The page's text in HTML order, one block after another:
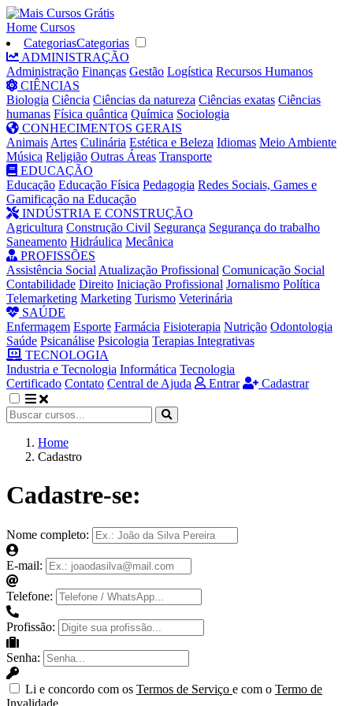
Home Cursos
CategoriasCategorias
ADMINISTRAÇÃO
Administração Finanças Gestão Logística Recursos Humanos
CIÊNCIAS
Biologia Ciência Ciências da natureza Ciências exatas Ciências
humanas Física quântica Química Sociologia
CONHECIMENTOS GERAIS
Animais Artes Culinária Estética e Beleza Idiomas Meio Ambiente
Música Religião Outras Áreas Transporte
EDUCAÇÃO
Educação Educação Física Pedagogia Redes Sociais, Games e
Gamificação na Educação
INDÚSTRIA E CONSTRUÇÃO
Agricultura Construção Civil Segurança Segurança do trabalho
Saneamento Hidráulica Mecânica
PROFISSÕES
Assistência Social Atualização Profissional Comunicação Social
Contabilidade Direito Iniciação Profissional Jornalismo Política
Telemarketing Marketing Turismo Veterinária
SAÚDE
Enfermagem Esporte Farmácia Fisioterapia Nutrição Odontologia
Saúde Psicanálise Psicologia Terapias Integrativas
TECNOLOGIA
Industria e Tecnologia Informática Tecnologia
Certificado Contato Central de Ajuda Entrar Cadastrar
Home
Cadastro
Cadastre-se:
Nome completo:
E-mail:
Telefone:
Profissão:
Senha:
Li e concordo com os Termos de Serviço e com o Termo de
Invalidade